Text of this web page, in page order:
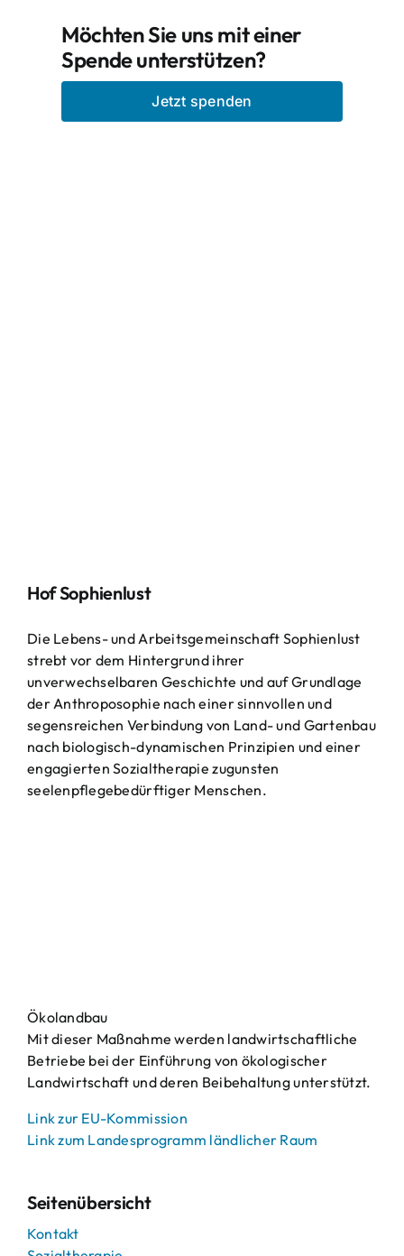
Möchten Sie uns mit einer
Spende unterstützen?
Jetzt spenden
Hof Sophienlust
Die Lebens- und Arbeitsgemeinschaft Sophienlust
strebt vor dem Hintergrund ihrer
unverwechselbaren Geschichte und auf Grundlage
der Anthroposophie nach einer sinnvollen und
segensreichen Verbindung von Land- und Gartenbau
nach biologisch-dynamischen Prinzipien und einer
engagierten Sozialtherapie zugunsten
seelenpflegebedürftiger Menschen.
Ökolandbau
Mit dieser Maßnahme werden landwirtschaftliche
Betriebe bei der Einführung von ökologischer
Landwirtschaft und deren Beibehaltung unterstützt.
Link zur EU-Kommission
Link zum Landesprogramm ländlicher Raum
Seitenübersicht
Kontakt